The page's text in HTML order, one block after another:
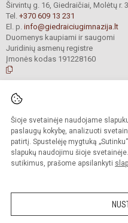
Šioje svetainėje naudojame
paslaugų kokybę, analizuoti
patirtį. Spustelėję mygtuką
slapukų naudojimu šioje
sutikimus, prašome apsilankyti
Širvintų g. 16, Giedraičiai, Molėtų r.
Tel. +370 609 13 231
El. p. info@giedraiciugimnazija.lt
Duomenys kaupiami ir saugomi
Juridinių asmenų registre
Įmonės kodas 191228160
© 2023. Molėtų r. Giedraičių
Kopijuoti turinį be raštiško
Prieinamumo
Sumanus būdas atnaujinti